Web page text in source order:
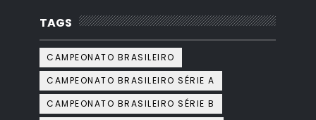
TAGS
CAMPEONATO BRASILEIRO
CAMPEONATO BRASILEIRO SÉRIE A
CAMPEONATO BRASILEIRO SÉRIE B